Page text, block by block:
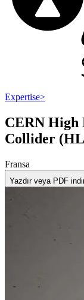
Expertise>
CERN High
Collider
Fransa
Yazdır veya PDF